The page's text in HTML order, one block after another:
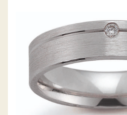
GERSTNER